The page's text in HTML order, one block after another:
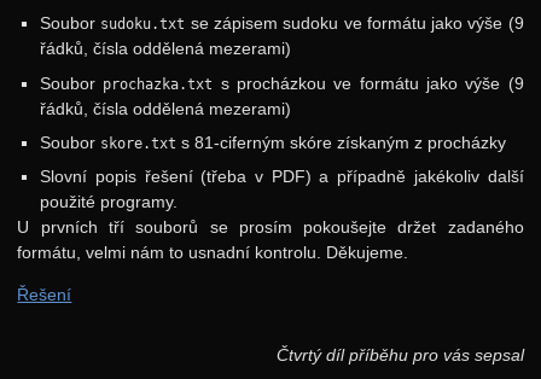
Soubor sudoku.txt se zápisem sudoku ve formátu jako výše (9
řádků, čísla oddělená mezerami)
Soubor prochazka.txt s procházkou ve formátu jako výše (9
řádků, čísla oddělená mezerami)
Soubor skore.txt s 81-ciferným skóre získaným z procházky
Slovní popis řešení (třeba v PDF) a případně jakékoliv další
použité programy.
U prvních tří souborů se prosím pokoušejte držet zadaného
formátu, velmi nám to usnadní kontrolu. Děkujeme.
Řešení
Čtvrtý díl příběhu pro vás sepsal